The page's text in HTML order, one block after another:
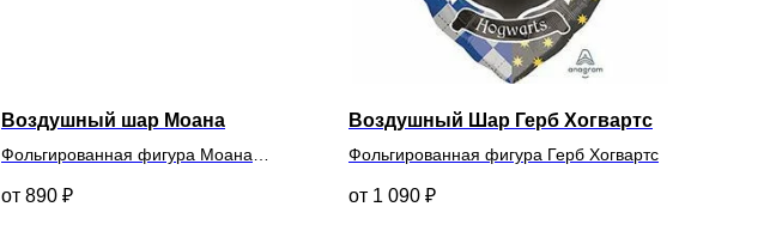
Воздушный шар Моана
Фольгированная фигура Моана
890 ₽
Воздушный Шар Герб Хогвартс
Фольгированная фигура Герб Хогвартс
1 090 ₽